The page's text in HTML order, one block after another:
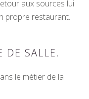
aux sources lui
propre restaurant.
DE SALLE.
le métier de la